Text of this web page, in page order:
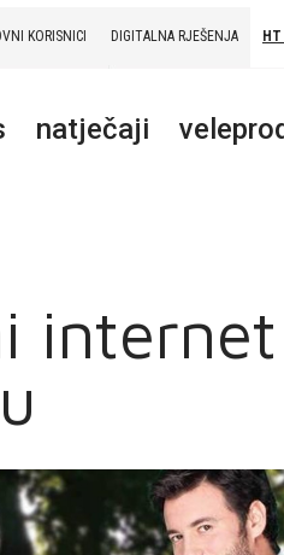
KORISNICI DIGITALNA RJEŠENJA
natječaji